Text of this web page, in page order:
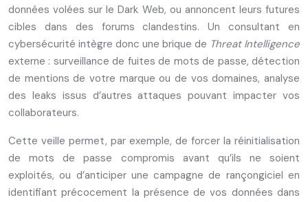
données volées sur le Dark Web, ou annoncent leurs futures
cibles dans des forums clandestins. Un consultant en
cybersécurité intègre donc une brique de Threat Intelligence
externe : surveillance de fuites de mots de passe, détection
de mentions de votre marque ou de vos domaines, analyse
des leaks issus d’autres attaques pouvant impacter vos
collaborateurs.
Cette veille permet, par exemple, de forcer la réinitialisation
de mots de passe compromis avant qu’ils ne soient
exploités, ou d’anticiper une campagne de rançongiciel en
identifiant précocement la présence de vos données dans